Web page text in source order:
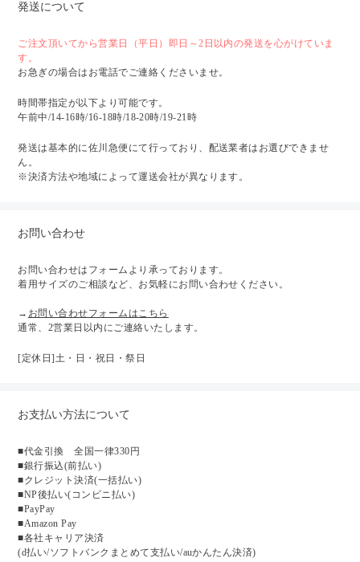
発送について
ご注文頂いてから営業日（平日）即日～2日以内の発送を心がけていま
す。
お急ぎの場合はお電話でご連絡くださいませ。
時間帯指定が以下より可能です。
午前中/14-16時/16-18時/18-20時/19-21時
発送は基本的に佐川急便にて行っており、配送業者はお選びできませ
ん。
※決済方法や地域によって運送会社が異なります。
お問い合わせ
お問い合わせはフォームより承っております。
着用サイズのご相談など、お気軽にお問い合わせください。
→ お問い合わせフォームはこちら
通常、2営業日以内にご連絡いたします。
[定休日]土・日・祝日・祭日
お支払い方法について
■代金引換 全国一律330円
■銀行振込(前払い)
■クレジット決済(一括払い)
■NP後払い(コンビニ払い)
■PayPay
■Amazon Pay
■各社キャリア決済
(d払い/ソフトバンクまとめて支払い/auかんたん決済)